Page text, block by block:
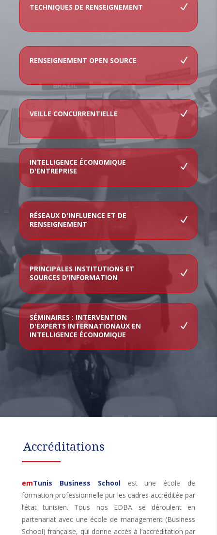
TECHNIQUES DE RENSEIGNEMENT
RENSEIGNEMENT OPEN SOURCE
VEILLE CONCURRENTIELLE
INTELLIGENCE ÉCONOMIQUE
D'ENTREPRISE
RÉSEAUX D'INFLUENCE ET DE
RENSEIGNEMENT
PRINCIPALES INSTITUTIONS ET
SOURCES D'INFORMATION
SÉMINAIRES : INTERVENTION
D'EXPERTS INTERNATIONAUX EN
INTELLIGENCE ÉCONOMIQUE
Accréditations
emTunis Business School
est une école de
formation professionnelle pur les cadres accréditée par
l’état tunisien. Tous nos EDBA se déroulent en
partenariat avec une école de management (Business
School) française, qui donne accès à l’accréditation par